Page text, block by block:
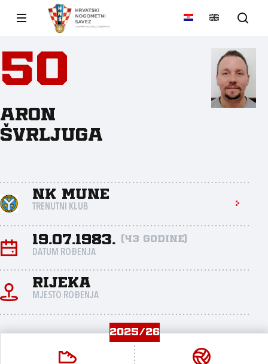
50
Aron
Švrljuga
NK Mune
TRENUTNI KLUB
19.07.1983. (43 godine)
DATUM ROĐENJA
Rijeka
MJESTO ROĐENJA
2025/26